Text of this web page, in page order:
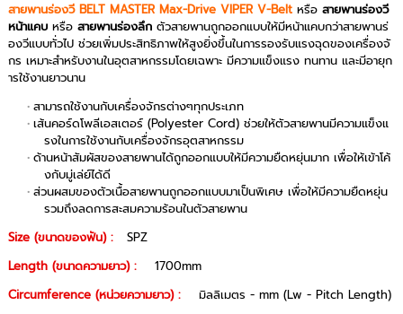
สายพานร่องวี BELT MASTER Max-Drive VIPER V-Belt หรือสายพานร่องวี
หน้าแคบ หรือสายพานร่องลึก ตัวสายพานถูกออกแบบให้มีหน้าแคบกว่าสายพานร่
องวีแบบทั่วไป ช่วยเพิ่มประสิทธิภาพให้สูงยิ่งขึ้นในการรองรับแรงฉุดของเครื่องจั
กร เหมาะสำหรับงานในอุตสาหกรรมโดยเฉพาะ มีความแข็งแรง ทนทาน และมีอายุก
ารใช้งานยาวนาน
สามารถใช้งานกับเครื่องจักรต่างๆทุกประเภท
เส้นคอร์ดโพลีเอสเตอร์ (Polyester Cord) ช่วยให้ตัวสายพานมีความแข็งแ
รงในการใช้งานกับเครื่องจักรอุตสาหกรรม
ด้านหน้าสัมผัสของสายพานได้ถูกออกแบบให้มีความยืดหยุ่นมาก เพื่อให้เข้าโค้
งกับมู่เล่ย์ได้ดี
ส่วนผสมของตัวเนื้อสายพานถูกออกแบบมาเป็นพิเศษ เพื่อให้มีความยืดหยุ่น
รวมถึงลดการสะสมความร้อนในตัวสายพาน
Size (ขนาดของฟัน) : SPZ
Length (ขนาดความยาว) :
1700mm
Circumference (หน่วยความยาว) :
มิลลิเมตร - mm (Lw - Pitch Length)